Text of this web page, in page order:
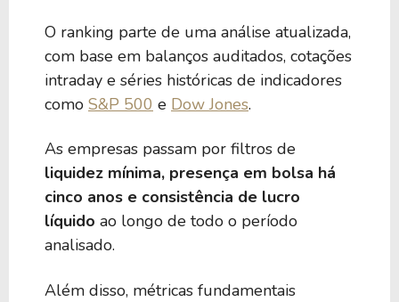
O ranking parte de uma análise atualizada,
com base em balanços auditados, cotações
intraday e séries históricas de indicadores
como S&P 500 e Dow Jones.
As empresas passam por filtros de
liquidez mínima, presença em bolsa há
cinco anos e consistência de lucro
líquido ao longo de todo o período
analisado.
Além disso, métricas fundamentais